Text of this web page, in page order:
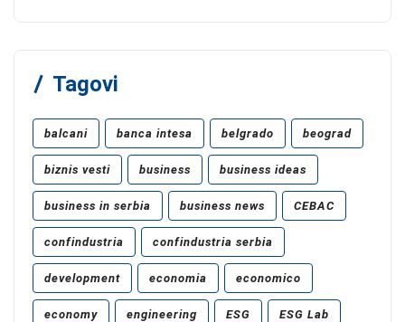
Tagovi
balcani banca intesa belgrado beograd
biznis vesti business business ideas
business in serbia business news CEBAC
confindustria confindustria serbia
development economia economico
economy engineering ESG ESG Lab